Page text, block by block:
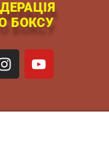
БОКСУ
n
s
g
o
u
b